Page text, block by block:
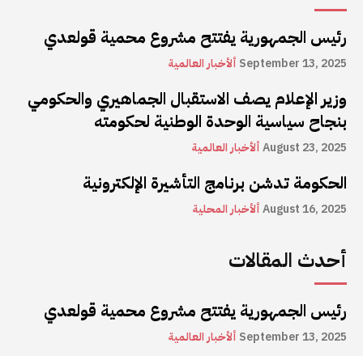
رئيس الجمهورية يفتتح مشروع محمية قولعدي
ألأخبار العالمية September 13, 2025
وزير الإعلام يصف الاستقبال الجماهيري والحكومي
بنجاح سياسية الوحدة الوطنية لحكومته
ألأخبار العالميةAugust 23, 2025
الحكومة تدشن برنامج التأشيرة الإلكترونية
ألأخبار المحليةAugust 16, 2025
أحدث المقالات
رئيس الجمهورية يفتتح مشروع محمية قولعدي
ألأخبار العالمية September 13, 2025